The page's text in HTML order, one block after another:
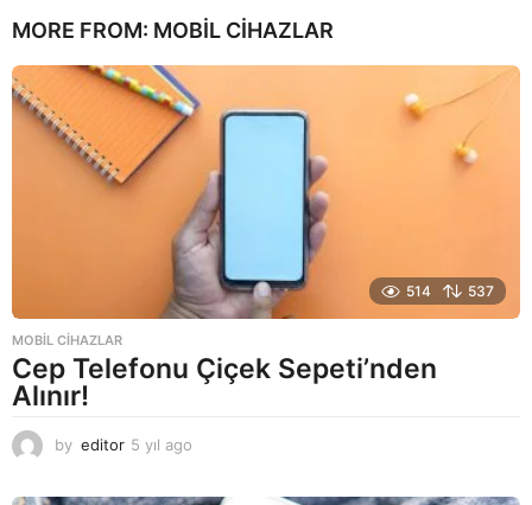
MORE FROM: MOBIL CIHAZLAR
514 537
MOBIL CIHAZLAR
Cep Telefonu Çiçek Sepeti’nden
Alınır!
by editor 5 yıl ago